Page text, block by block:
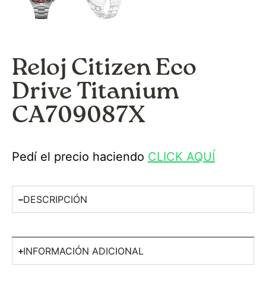
Reloj Citizen Eco
Drive Titanium
CA709087X
Pedí el precio haciendo CLICK AQUÍ
DESCRIPCIÓN
INFORMACIÓN ADICIONAL